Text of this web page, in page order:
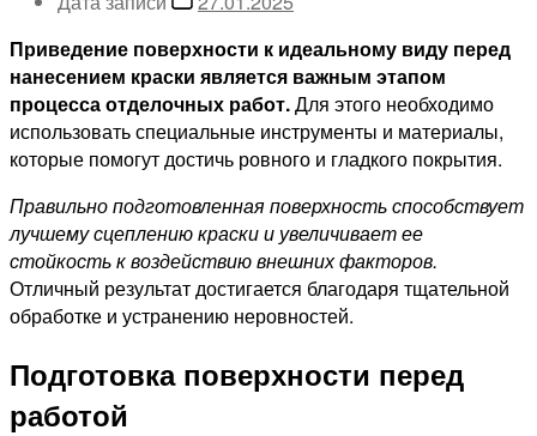
Приведение поверхности к идеальному виду перед
нанесением краски является важным этапом
процесса отделочных работ.Для этого необходимо
использовать специальные инструменты и материалы,
которые помогут достичь ровного и гладкого покрытия.
Правильно подготовленная поверхность способствует
лучшему сцеплению краски и увеличивает ее
стойкость к воздействию внешних факторов.
Отличный результат достигается благодаря тщательной
обработке и устранению неровностей.
Подготовка поверхности перед
работой